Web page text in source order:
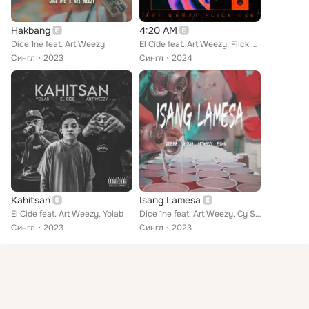
Hakbang
Dice 1ne feat. Art Weezy
Сингл
2023
4:20 AM
El Cide feat. Art Weezy, Flick One
Сингл
2024
Kahitsan
El Cide feat. Art Weezy, Yolab
Сингл
2023
Isang Lamesa
Dice 1ne feat. Art Weezy, Cy Silva, Eydan
Сингл
2023